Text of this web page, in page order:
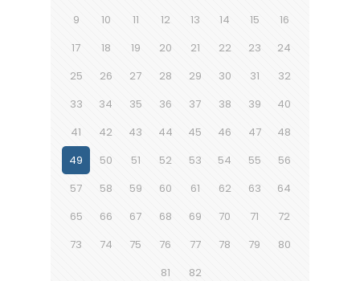
9
10 11 12 13 14 15
16
17
18 19 20 21 22 23
24
25
26 27 28 29 30 31
32
33
34 35 36 37 38 39
40
41
42 43 44 45 46 47
48
49
50 51 52 53 54 55
56
57
58 59 60 61 62 63
64
65
66 67 68 69 70 71
72
73
74 75 76 77 78 79
80
81
82